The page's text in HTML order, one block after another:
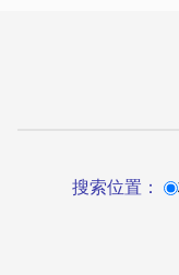
搜索位置：